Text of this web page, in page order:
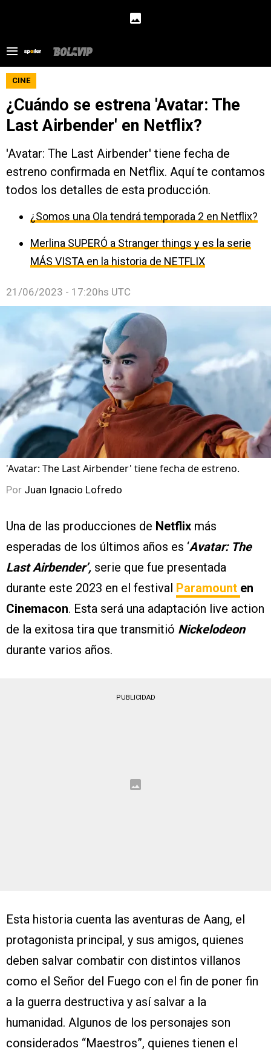
CINE
¿Cuándo se estrena 'Avatar: The
Last Airbender' en Netflix?
'Avatar: The Last Airbender' tiene fecha de
estreno confirmada en Netflix. Aquí te contamos
todos los detalles de esta producción.
¿Somos una Ola tendrá temporada 2 en Netflix?
Merlina SUPERÓ a Stranger things y es la serie
MÁS VISTA en la historia de NETFLIX
21/06/2023 - 17:20hs UTC
'Avatar: The Last Airbender' tiene fecha de estreno.
Por Juan Ignacio Lofredo
Una de las producciones de Netflix más
esperadas de los últimos años es ‘Avatar: The
Last Airbender’, serie que fue presentada
durante este 2023 en el festival Paramount en
Cinemacon. Esta será una adaptación live action
de la exitosa tira que transmitió Nickelodeon
durante varios años.
PUBLICIDAD
Esta historia cuenta las aventuras de Aang, el
protagonista principal, y sus amigos, quienes
deben salvar combatir con distintos villanos
como el Señor del Fuego con el fin de poner fin
a la guerra destructiva y así salvar a la
humanidad. Algunos de los personajes son
considerados “Maestros”, quienes tienen el